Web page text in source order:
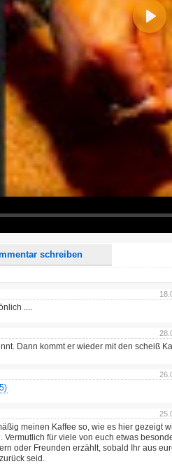
Play
schreiben
werden aus Deinem Kommentar entfernt.
verwende "www." oder "http://" in URLs
Seite weitere Kommentare erscheinen.
....
Dann kommt er wieder mit den scheiß
meinen Kaffee so, wie es hier gezeigt
Vermutlich für viele von euch etwas
oder Freunden erzählt, sobald Ihr aus
seid.